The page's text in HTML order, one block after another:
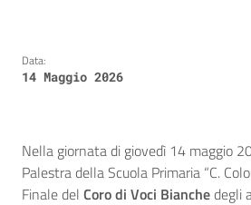
Data:
14 Maggio 2026
Nella giornata di giovedì 14 maggio
Palestra della Scuola Primaria “C.
Finale del Coro di Voci Bianchedegli